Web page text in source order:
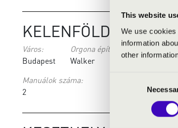
This website
We use
information
other
KELENFÖLDI
Város:
Budapest
Orgona építője:
Walker
Építés éve:
1930
Manuálok száma:
2